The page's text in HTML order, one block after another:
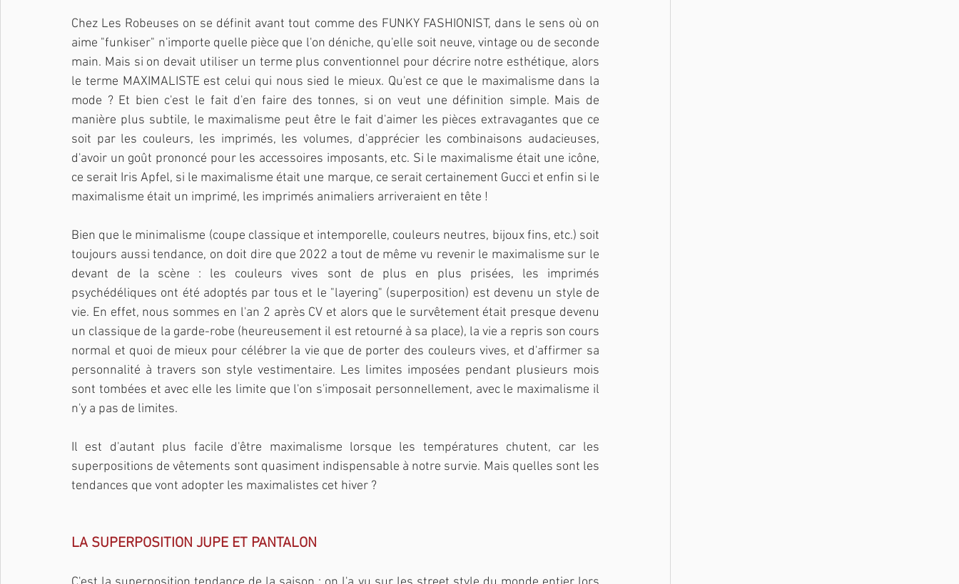
Chez Les Robeuses on se définit avant tout comme des FUNKY FASHIONIST, dans le sens où on
aime "funkiser" n'importe quelle pièce que l'on déniche, qu'elle soit neuve, vintage ou de seconde
main. Mais si on devait utiliser un terme plus conventionnel pour décrire notre esthétique, alors
le terme MAXIMALISTE est celui qui nous sied le mieux. Qu'est ce que le maximalisme dans la
mode ? Et bien c'est le fait d'en faire des tonnes, si on veut une définition simple. Mais de
manière plus subtile, le maximalisme peut être le fait d'aimer les pièces extravagantes que ce
soit par les couleurs, les imprimés, les volumes, d'apprécier les combinaisons audacieuses,
d'avoir un goût prononcé pour les accessoires imposants, etc. Si le maximalisme était une icône,
ce serait Iris Apfel, si le maximalisme était une marque, ce serait certainement Gucci et enfin si le
maximalisme était un imprimé, les imprimés animaliers arriveraient en tête !
Bien que le minimalisme (coupe classique et intemporelle, couleurs neutres, bijoux fins, etc.) soit
toujours aussi tendance, on doit dire que 2022 a tout de même vu revenir le maximalisme sur le
devant de la scène : les couleurs vives sont de plus en plus prisées, les imprimés
psychédéliques ont été adoptés par tous et le "layering" (superposition) est devenu un style de
vie. En effet, nous sommes en l'an 2 après CV et alors que le survêtement était presque devenu
un classique de la garde-robe (heureusement il est retourné à sa place), la vie a repris son cours
normal et quoi de mieux pour célébrer la vie que de porter des couleurs vives, et d'affirmer sa
personnalité à travers son style vestimentaire. Les limites imposées pendant plusieurs mois
sont tombées et avec elle les limite que l'on s'imposait personnellement, avec le maximalisme il
n'y a pas de limites.
Il est d'autant plus facile d'être maximalisme lorsque les températures chutent, car les
superpositions de vêtements sont quasiment indispensable à notre survie. Mais quelles sont les
tendances que vont adopter les maximalistes cet hiver ?
LA SUPERPOSITION JUPE ET PANTALON